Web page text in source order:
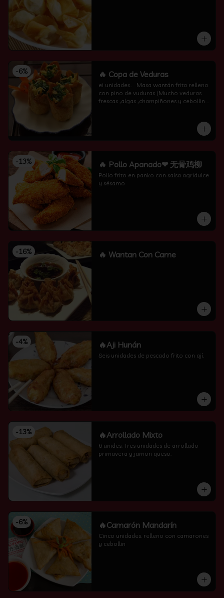
-6% 🔥 Copa de Veduras
ei unidades..   Masa wantán frita rellena
con pino de vuduras (Mucho veduras
frescas ,algas ,champiñones y cebollin
-13% 🔥 Pollo Apanado❤ 无骨鸡柳
Pollo frito en panko con salsa agridulce
y sésamo
-16% 🔥 Wantan Con Carne
-4% 🔥Aji Hunán
Seis unidades de pescado frito con ají.
-13% 🔥Arrollado Mixto
6 unides. Tres unidades de arrollado
primavera y jamon queso.
-6% 🔥Camarón Mandarín
Cinco unidades. relleno con camarones
y cebollin